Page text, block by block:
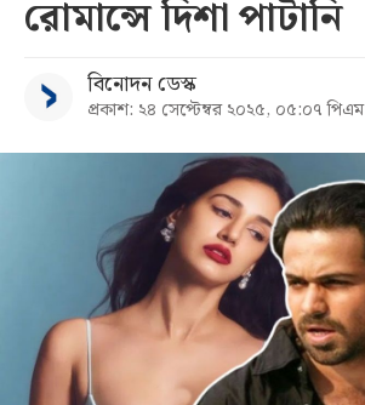
বিভাগ
কনভার্টার
রোমান্সে দিশা পাটানি
বিনোদন ডেস্ক
প্রকাশ: ২৪ সেপ্টেম্বর ২০২৫, ০৫:০৭ পিএম